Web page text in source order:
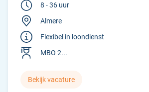
8 - 36 uur
Almere
Flexibel in loondienst
MBO 2...
Bekijk vacature